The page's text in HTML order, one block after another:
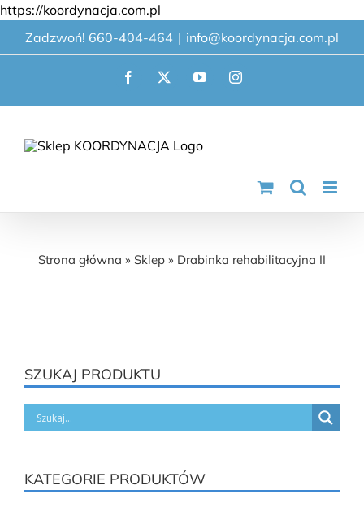
https://koordynacja.com.pl
do
zawartości
Zadzwoń! 660-404-464 | info@koordynacja.com.pl
Facebook
X YouTubeInstagram
Strona główna » Sklep » Drabinka rehabilitacyjna II
SZUKAJ PRODUKTU
KATEGORIE PRODUKTÓW